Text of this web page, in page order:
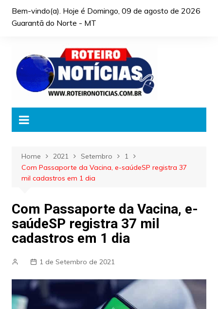
Bem-vindo(a). Hoje é Domingo, 09 de agosto de 2026
Guarantã do Norte - MT
Home 2021 Setembro
1
Com Passaporte da Vacina, e-saúdeSP registra 37
mil cadastros em 1 dia
Com Passaporte da Vacina, e-
saúdeSP registra 37 mil
cadastros em 1 dia
1 de Setembro de 2021